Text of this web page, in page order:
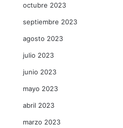
octubre 2023
septiembre 2023
agosto 2023
julio 2023
junio 2023
mayo 2023
abril 2023
marzo 2023